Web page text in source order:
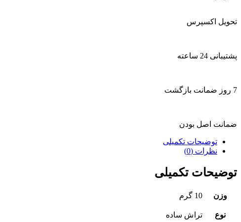
تحویل اکسپرس
پشتیبانی 24 ساعته
7 روز ضمانت بازگشت
ضمانت اصل بودن
توضیحات تکمیلی
نظرات (0)
توضیحات تکمیلی
وزن 10 گرم
نوع تراش ساده